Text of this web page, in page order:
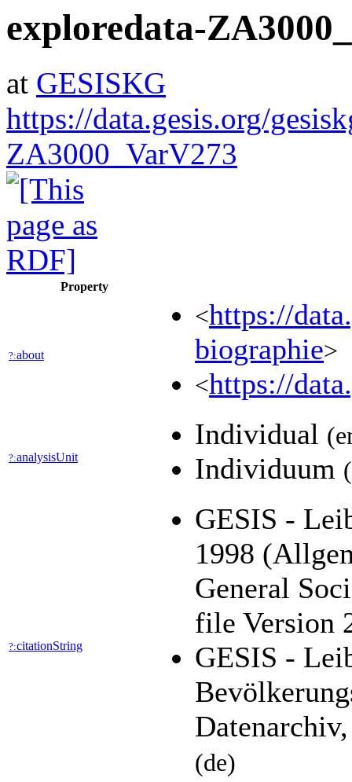
exploredata-
at GESISKG
https://data.gesis.org/
ZA3000_VarV273
Property
?:about
<https://
biographie>
<https://
?:analysisUnit
Individual
Individuum
?:citationString
GESIS -
1998
General
file Version
GESIS -
(de)